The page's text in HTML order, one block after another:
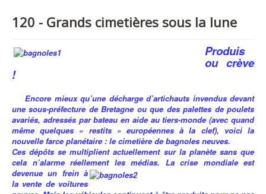
120 - Grands cimetières sous la lune
Produis
ou crève
!
Encore mieux qu’une décharge d’artichauts invendus devant
une sous-préfecture de Bretagne ou que des palettes de poulets
avariés, adressés par bateau en aide au tiers-monde (avec quand
même quelques « restits » européennes à la clef), voici la
nouvelle farce planétaire : le cimetière de bagnoles neuves.
Ces dépôts se multiplient actuellement sur la planète sans que
cela n’alarme réellement les médias. La crise mondiale est
devenue un frein à
la vente de voitures